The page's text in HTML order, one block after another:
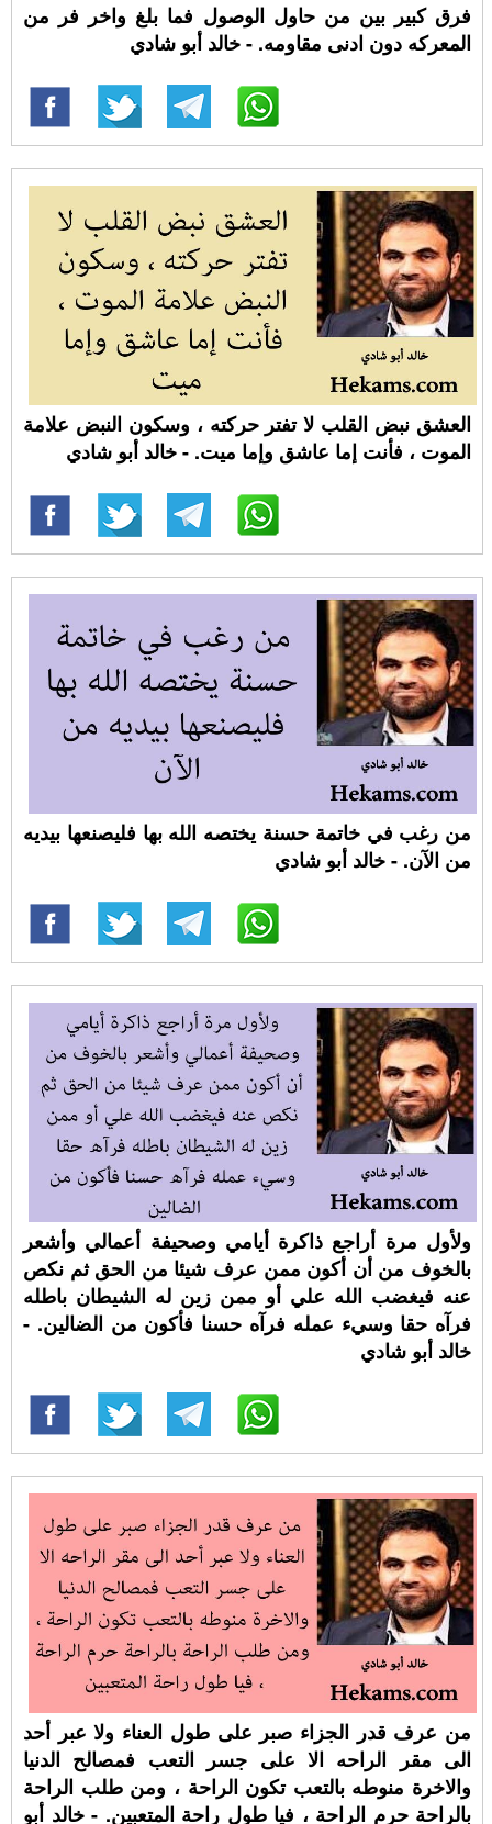
فرق كبير بين من حاول الوصول فما بلغ واخر فر من
المعركه دون ادنى مقاومه. - خالد أبو شادي
العشق نبض القلب لا تفتر حركته ، وسكون النبض علامة
الموت ، فأنت إما عاشق وإما ميت. - خالد أبو شادي
من رغب في خاتمة حسنة يختصه الله بها فليصنعها بيديه
من الآن. - خالد أبو شادي
ولأول مرة أراجع ذاكرة أيامي وصحيفة أعمالي وأشعر
بالخوف من أن أكون ممن عرف شيئا من الحق ثم نكص
عنه فيغضب الله علي أو ممن زين له الشيطان باطله
فرآه حقا وسيء عمله فرآه حسنا فأكون من الضالين. -
خالد أبو شادي
من عرف قدر الجزاء صبر على طول العناء ولا عبر أحد
الى مقر الراحه الا على جسر التعب فمصالح الدنيا
والاخرة منوطه بالتعب تكون الراحة ، ومن طلب الراحة
بالراحة حرم الراحة ، فيا طول راحة المتعبين. - خالد أبو